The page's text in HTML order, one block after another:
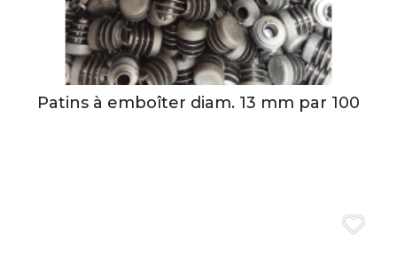
Patins à emboîter diam. 13 mm par 100